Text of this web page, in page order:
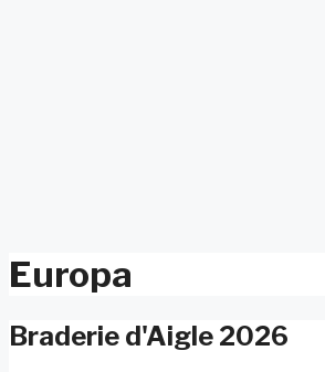
Europa
Braderie d'Aigle 2026